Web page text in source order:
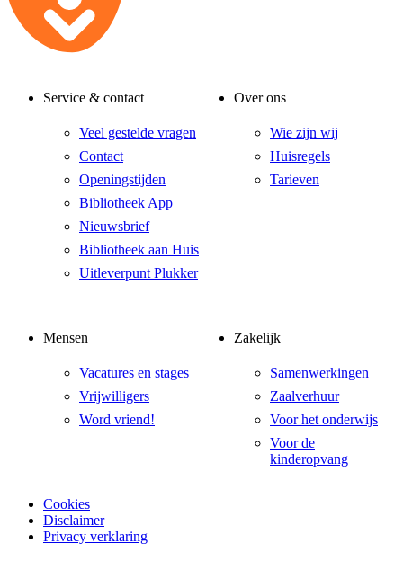
Service & contact
Veel gestelde vragen
Contact
Openingstijden
Bibliotheek App
Nieuwsbrief
Bibliotheek aan Huis
Uitleverpunt Plukker
Over ons
Wie zijn wij
Huisregels
Tarieven
Mensen
Vacatures en stages
Vrijwilligers
Word vriend!
Zakelijk
Samenwerkingen
Zaalverhuur
Voor het onderwijs
Voor de
kinderopvang
Cookies
Disclaimer
Privacy verklaring